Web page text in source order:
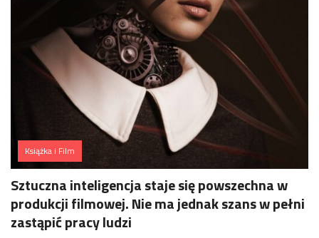
Książka i Film
Sztuczna inteligencja staje się powszechna w
produkcji filmowej. Nie ma jednak szans w pełni
zastąpić pracy ludzi